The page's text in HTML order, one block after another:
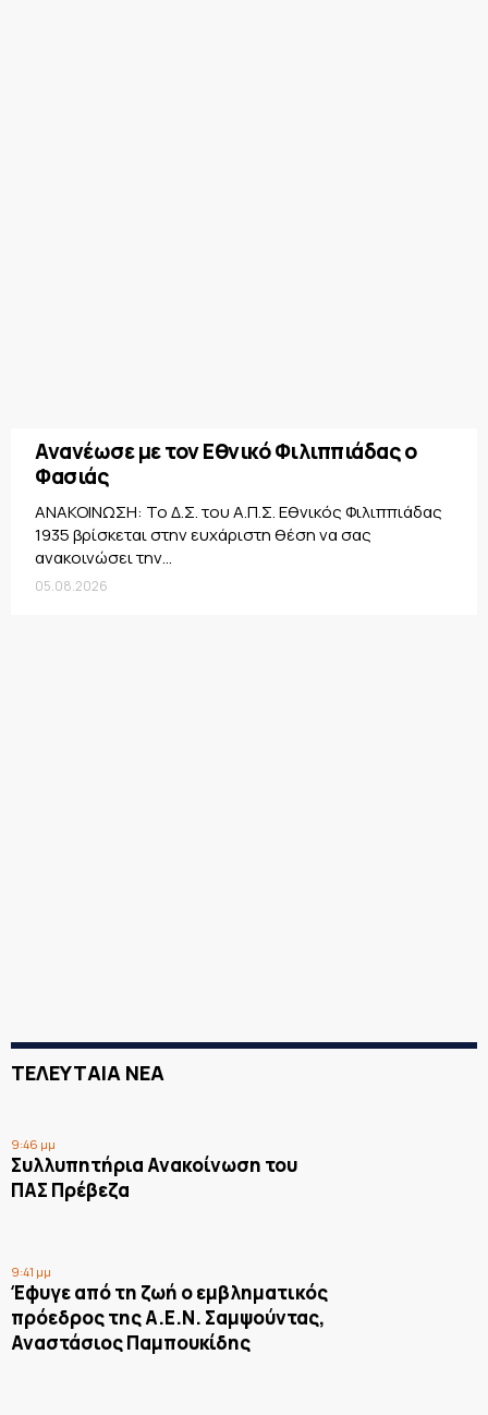
Ανανέωσε με τον Εθνικό Φιλιππιάδας ο
Φασιάς
ΑΝΑΚΟΙΝΩΣΗ: Το Δ.Σ. του Α.Π.Σ. Εθνικός Φιλιππιάδας
1935 βρίσκεται στην ευχάριστη θέση να σας
ανακοινώσει την...
05.08.2026
ΤΕΛΕΥΤΑΙΑ ΝΕΑ
9:46 μμ
Συλλυπητήρια Ανακοίνωση του
ΠΑΣ Πρέβεζα
9:41 μμ
Έφυγε από τη ζωή ο εμβληματικός
πρόεδρος της Α.Ε.Ν. Σαμψούντας,
Αναστάσιος Παμπουκίδης